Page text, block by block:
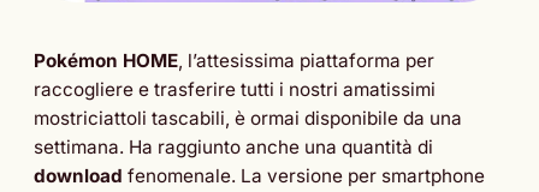
Pokémon HOME, l’attesissima piattaforma per
raccogliere e trasferire tutti i nostri amatissimi
mostriciattoli tascabili, è ormai disponibile da una
settimana. Ha raggiunto anche una quantità di
download fenomenale. La versione per smartphone